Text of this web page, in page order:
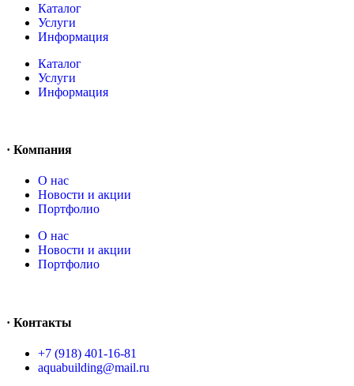
Каталог
Услуги
Информация
Каталог
Услуги
Информация
· Компания
O нас
Новости и акции
Портфолио
O нас
Новости и акции
Портфолио
· Контакты
+7 (918) 401-16-81
aquabuilding@mail.ru